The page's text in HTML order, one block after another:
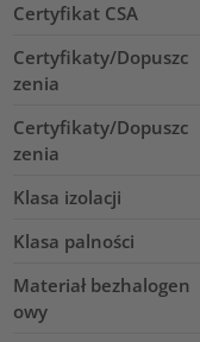
Certyfikat CSA
Certyfikaty/Dopuszc
zenia
Certyfikaty/Dopuszc
zenia
Klasa izolacji
Klasa palności
Materiał bezhalogen
owy